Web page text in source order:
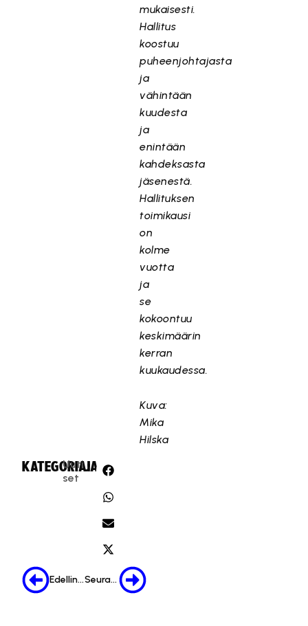
mukaisesti.
Hallitus
koostuu
puheenjohtajasta
ja
vähintään
kuudesta
ja
enintään
kahdeksasta
jäsenestä.
Hallituksen
toimikausi
on
kolme
vuotta
ja
se
kokoontuu
keskimäärin
kerran
kuukaudessa.
Kuva:
Mika
Hilska
KATEGORIA:
Uuti
set
JAA:
Edellinen Seuraava